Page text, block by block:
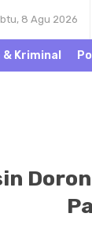
8 Agu 2026
& Kriminal